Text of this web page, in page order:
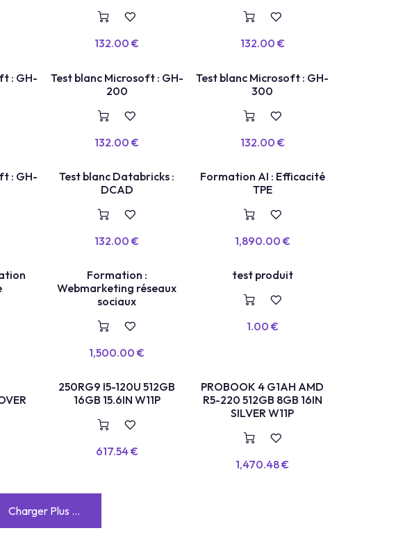
132.00 € 132.00 €
: GH-
Test blanc Microsoft : GH-
200
132.00 €
Test blanc Microsoft : GH-
300
132.00 €
: GH-
Test blanc Databricks :
DCAD
132.00 € PLACES LIMITÉES
Formation AI : Efficacité
TPE
1,890.00 €
Formation :
Webmarketing réseaux
sociaux
1,500.00 €
test produit
1.00 €
250RG9 I5-120U 512GB
16GB 15.6IN W11P
617.54€
PROBOOK 4 G1AH AMD
R5-220 512GB 8GB 16IN
SILVER W11P
1,470.48€
Charger Plus ...